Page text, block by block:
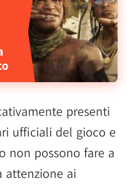
presenti
ufficiali del gioco e
non possono fare a
attenzione ai